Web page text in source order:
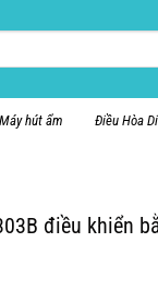
Máy hút ẩm Điều Hòa
điều khiển